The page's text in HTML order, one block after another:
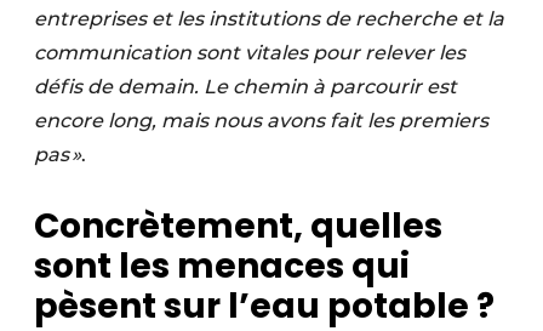
entreprises et les institutions de recherche et la
communication sont vitales pour relever les
défis de demain. Le chemin à parcourir est
encore long, mais nous avons fait les premiers
pas ».
Concrètement, quelles
sont les menaces qui
pèsent sur l’eau potable ?